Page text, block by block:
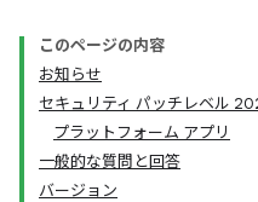
このページの内容
お知らせ
セキュリティ パッチレベル
プラットフォーム アプリ
一般的な質問と回答
バージョン